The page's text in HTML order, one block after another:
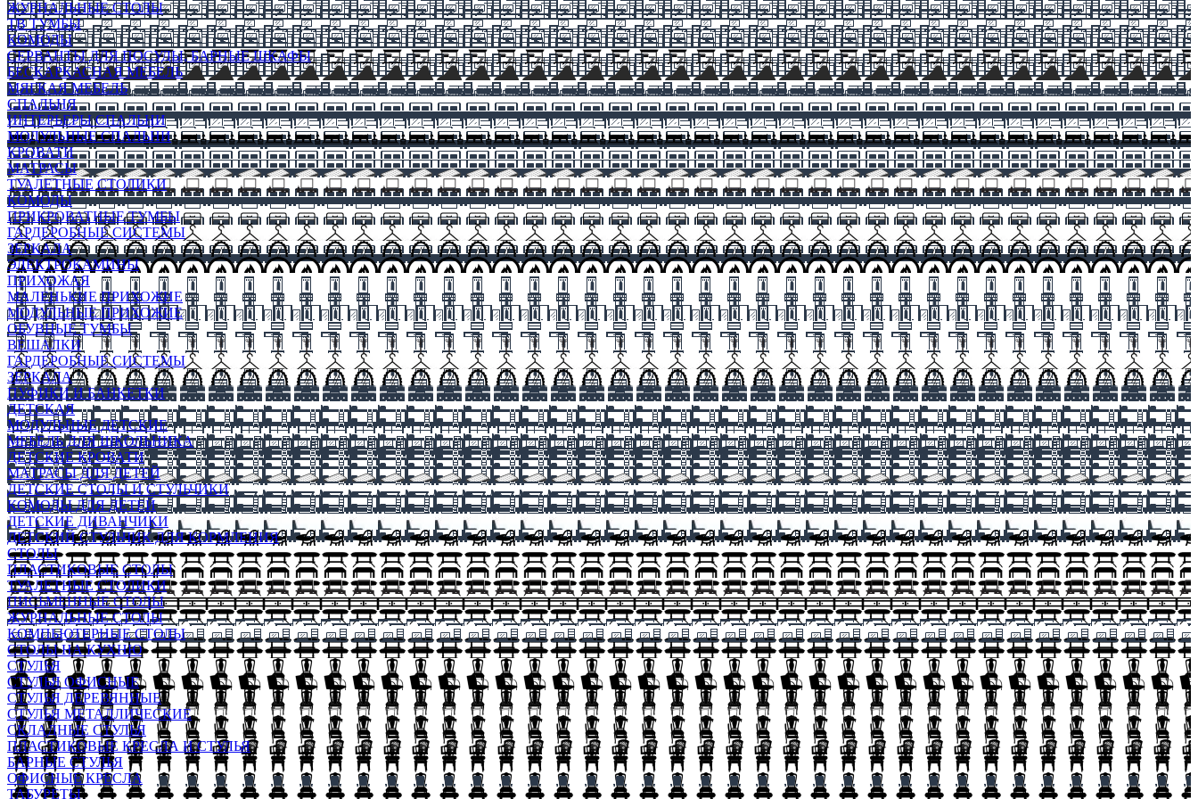
ЖУРНАЛЬНЫЕ СТОЛЫ
ТВ ТУМБЫ
КОМОДЫ
СЕРВАНТЫ ДЛЯ ПОСУДЫ, БАРНЫЕ ШКАФЫ
БЕСКАРКАСНАЯ МЕБЕЛЬ
МЯГКАЯ МЕБЕЛЬ
СПАЛЬНЯ
ИНТЕРЬЕРЫ СПАЛЬНИ
МОДУЛЬНЫЕ СПАЛЬНИ
КРОВАТИ
МАТРАСЫ
ТУАЛЕТНЫЕ СТОЛИКИ
КОМОДЫ
ПРИКРОВАТНЫЕ ТУМБЫ
ГАРДЕРОБНЫЕ СИСТЕМЫ
ЗЕРКАЛА
ЭЛЕКТРОКАМИНЫ
ПРИХОЖАЯ
МАЛЕНЬКИЕ ПРИХОЖИЕ
МОДУЛЬНЫЕ ПРИХОЖИЕ
ОБУВНЫЕ ТУМБЫ
ВЕШАЛКИ
ГАРДЕРОБНЫЕ СИСТЕМЫ
ЗЕРКАЛА
ПУФИКИ И БАНКЕТКИ
ДЕТСКАЯ
МОДУЛЬНЫЕ ДЕТСКИЕ
МЕБЕЛЬ ДЛЯ ШКОЛЬНИКА
ДЕТСКИЕ КРОВАТИ
МАТРАСЫ ДЛЯ ДЕТЕЙ
ДЕТСКИЕ СТОЛЫ И СТУЛЬЧИКИ
КОМОДЫ ДЛЯ ДЕТЕЙ
ДЕТСКИЕ ДИВАНЧИКИ
ДЕТСКИЙ СТУЛЬЧИК ДЛЯ КОРМЛЕНИЯ
СТОЛЫ
ПЛАСТИКОВЫЕ СТОЛЫ
ТУАЛЕТНЫЕ СТОЛИКИ
ПИСЬМЕННЫЕ СТОЛЫ
ЖУРНАЛЬНЫЕ СТОЛЫ
КОМПЬЮТЕРНЫЕ СТОЛЫ
СТОЛЫ НА КУХНЮ
СТУЛЬЯ
СТУЛЬЯ ОФИСНЫЕ
СТУЛЬЯ ДЕРЕВЯННЫЕ
СТУЛЬЯ МЕТАЛЛИЧЕСКИЕ
СКЛАДНЫЕ СТУЛЬЯ
ПЛАСТИКОВЫЕ КРЕСЛА И СТУЛЬЯ
БАРНЫЕ СТУЛЬЯ
ОФИСНЫЕ КРЕСЛА
ТАБУРЕТЫ